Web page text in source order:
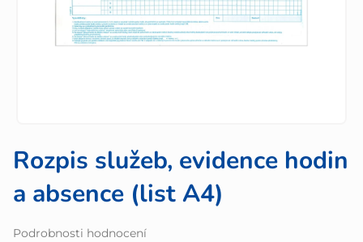
Rozpis služeb, evidence hodin
a absence (list A4)
Průměrné
Podrobnosti hodnocení